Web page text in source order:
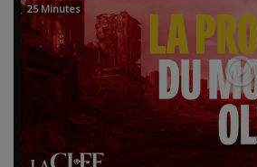
25 Minutes